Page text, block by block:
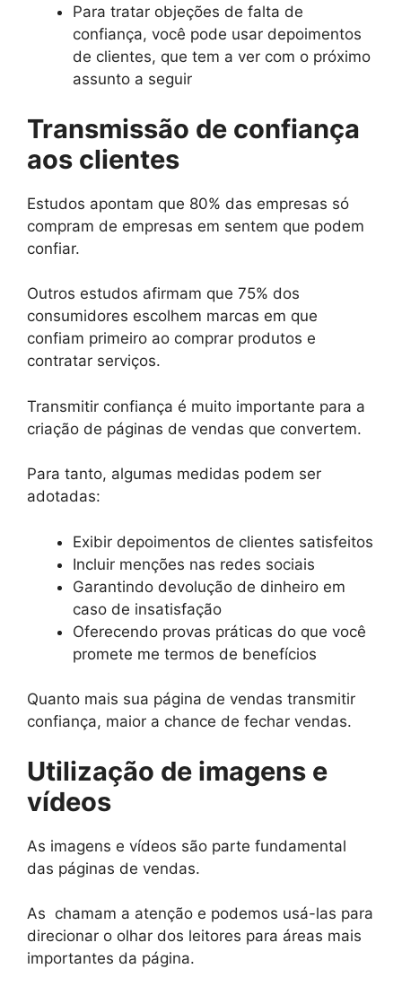
Para tratar objeções de falta de
confiança, você pode usar depoimentos
de clientes, que tem a ver com o próximo
assunto a seguir
Transmissão de confiança
aos clientes
Estudos apontam que 80% das empresas só
compram de empresas em sentem que podem
confiar.
Outros estudos afirmam que 75% dos
consumidores escolhem marcas em que
confiam primeiro ao comprar produtos e
contratar serviços.
Transmitir confiança é muito importante para a
criação de páginas de vendas que convertem.
Para tanto, algumas medidas podem ser
adotadas:
Exibir depoimentos de clientes satisfeitos
Incluir menções nas redes sociais
Garantindo devolução de dinheiro em
caso de insatisfação
Oferecendo provas práticas do que você
promete me termos de benefícios
Quanto mais sua página de vendas transmitir
confiança, maior a chance de fechar vendas.
Utilização de imagens e
vídeos
As imagens e vídeos são parte fundamental
das páginas de vendas.
As chamam a atenção e podemos usá-las para
direcionar o olhar dos leitores para áreas mais
importantes da página.